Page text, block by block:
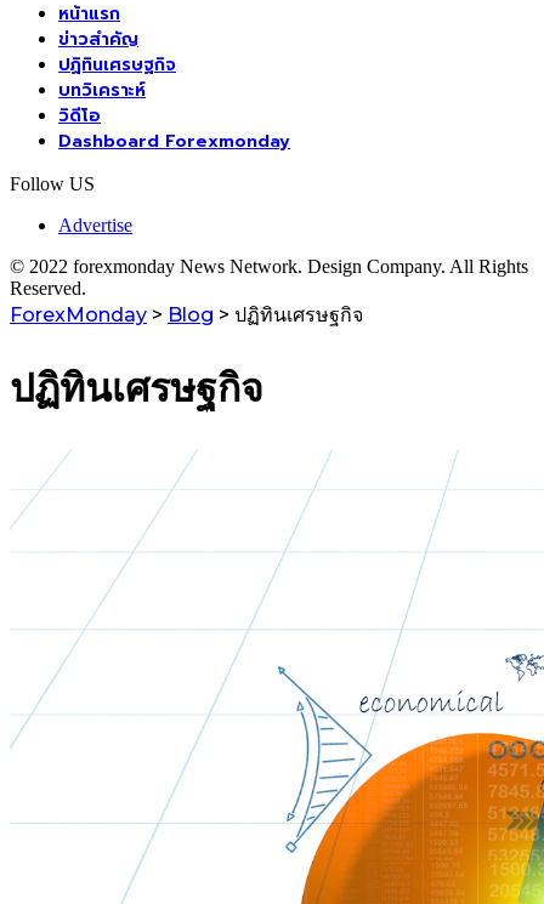
หน้าแรก
ข่าวสำคัญ
ปฏิทินเศรษฐกิจ
บทวิเคราะห์
วิดีโอ
Dashboard Forexmonday
Follow US
Advertise
© 2022 forexmonday News Network. Design Company. All Rights
Reserved.
ForexMonday > Blog > ปฏิทินเศรษฐกิจ
ปฏิทินเศรษฐกิจ